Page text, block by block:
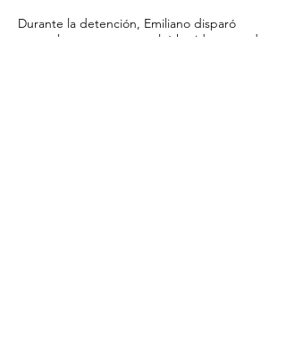
Durante la detención, Emiliano disparó
contra los agentes y resultó herido antes de